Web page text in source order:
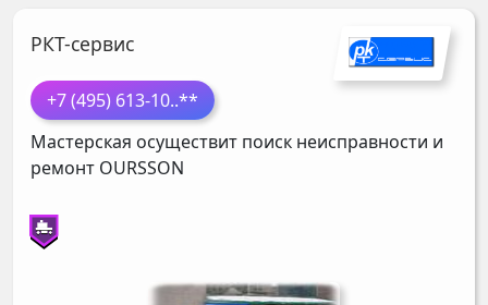
РКТ-сервис
+7 (495) 613-10..**
Мастерская осуществит поиск неисправности и
ремонт OURSSON